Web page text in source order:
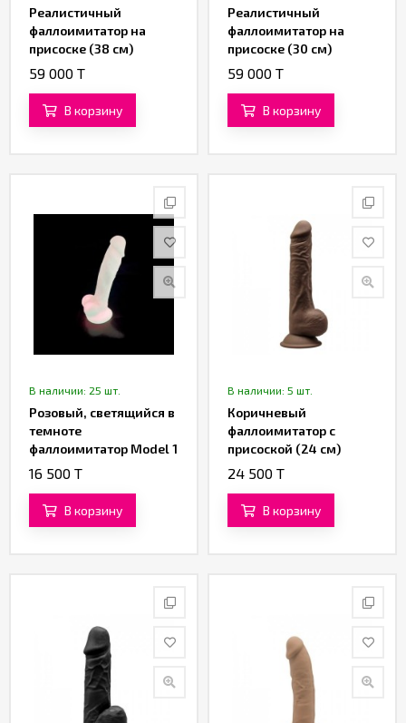
Реалистичный
фаллоимитатор на
присоске (38 см)
(фуксия)
59 000 T
В корзину
Реалистичный
фаллоимитатор на
присоске (30 см)
59 000 T
В корзину
В наличии: 25 шт.
Розовый, светящийся в
темноте
фаллоимитатор Model 1
(17,6 см)
16 500 T
В корзину
В наличии: 5 шт.
Коричневый
фаллоимитатор с
присоской (24 см)
24 500 T
В корзину